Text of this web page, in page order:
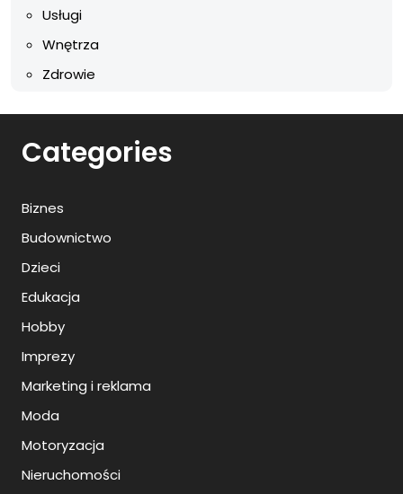
Usługi
Wnętrza
Zdrowie
Categories
Biznes
Budownictwo
Dzieci
Edukacja
Hobby
Imprezy
Marketing i reklama
Moda
Motoryzacja
Nieruchomości